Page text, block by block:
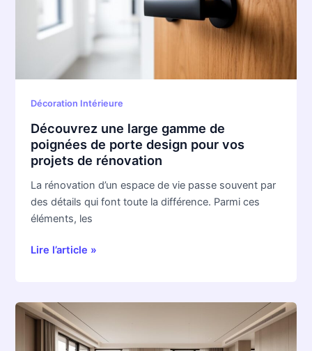
Décoration Intérieure
Découvrez une large gamme de
poignées de porte design pour vos
projets de rénovation
La rénovation d’un espace de vie passe souvent par
des détails qui font toute la différence. Parmi ces
éléments, les
poignées
de
design
vos
projets
de
rénovation
Lire l’article »
Créer
une
salle